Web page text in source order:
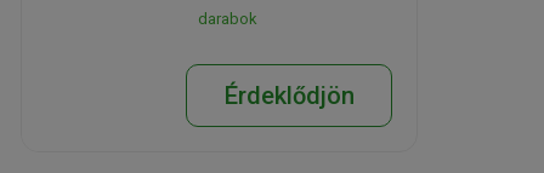
darabok
Érdeklődjön